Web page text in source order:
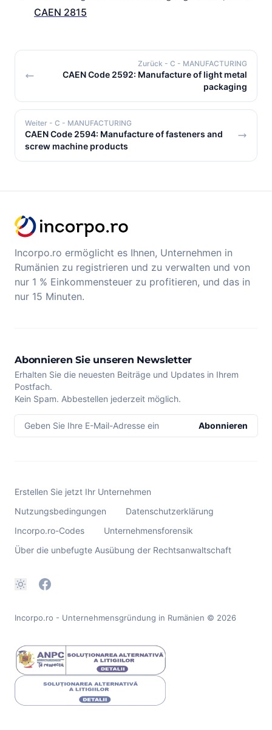
CAEN 2815
Zurück - C - MANUFACTURING
CAEN Code 2592: Manufacture of light metal
packaging
Weiter - C - MANUFACTURING
CAEN Code 2594: Manufacture of fasteners and
screw machine products
Incorpo.ro ermöglicht es Ihnen, Unternehmen in
Rumänien zu registrieren und zu verwalten und von
nur 1 % Einkommensteuer zu profitieren, und das in
nur 15 Minuten.
Abonnieren Sie unseren Newsletter
Erhalten Sie die neuesten Beiträge und Updates in Ihrem
Postfach.
Kein Spam. Abbestellen jederzeit möglich.
Geben Sie Ihre E-Mail-Adresse ein Abonnieren
Erstellen Sie jetzt Ihr Unternehmen
Nutzungsbedingungen
Datenschutzerklärung
Incorpo.ro-Codes
Unternehmensforensik
Über die unbefugte Ausübung der Rechtsanwaltschaft
Incorpo.ro - Unternehmensgründung in Rumänien © 2026